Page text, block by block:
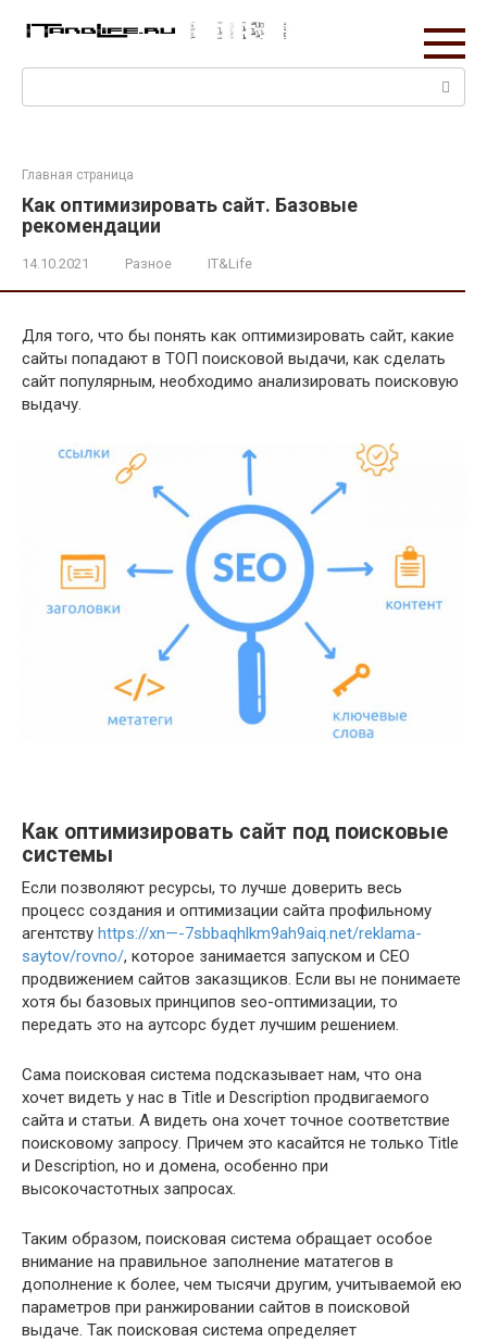
Поиск:
Главная страница
Как оптимизировать сайт. Базовые
рекомендации
14.10.2021 Разное IT&Life
Для того, что бы понять как оптимизировать сайт, какие
сайты попадают в ТОП поисковой выдачи, как сделать
сайт популярным, необходимо анализировать поисковую
выдачу.
Как оптимизировать сайт под поисковые
системы
Если позволяют ресурсы, то лучше доверить весь
процесс создания и оптимизации сайта профильному
агентству https://xn—-7sbbaqhlkm9ah9aiq.net/reklama-
saytov/rovno/, которое занимается запуском и СЕО
продвижением сайтов заказщиков. Если вы не понимаете
хотя бы базовых принципов seo-оптимизации, то
передать это на аутсорс будет лучшим решением.
Сама поисковая система подсказывает нам, что она
хочет видеть у нас в Title и Description продвигаемого
сайта и статьи. А видеть она хочет точное соответствие
поисковому запросу. Причем это касайтся не только Title
и Description, но и домена, особенно при
высокочастотных запросах.
Таким образом, поисковая система обращает особое
внимание на правильное заполнение мататегов в
дополнение к более, чем тысячи другим, учитываемой ею
параметров при ранжировании сайтов в поисковой
выдаче. Так поисковая система определяет